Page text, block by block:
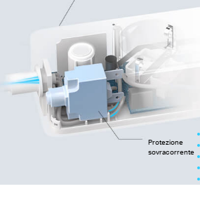
Protezione
sovracorrente